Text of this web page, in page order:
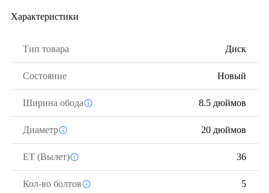
Характеристики
Тип товара Диск
Состояние Новый
Ширина обода 8.5 дюймов
Диаметр 20 дюймов
ЕТ (Вылет) 36
Кол-во болтов 5